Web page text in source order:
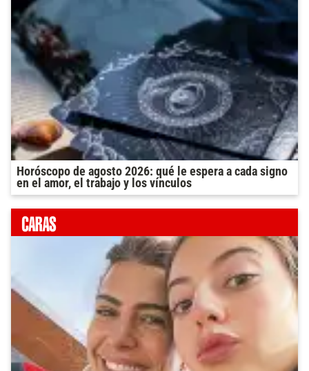
Horóscopo de agosto 2026: qué le espera a cada signo
en el amor, el trabajo y los vínculos